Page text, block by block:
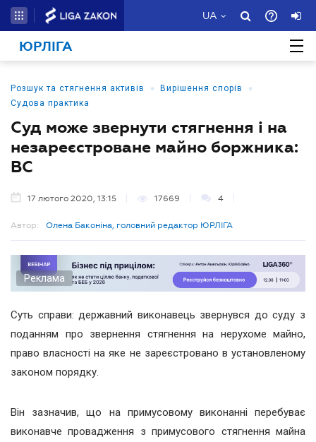
UA
ЮРЛІГА
Розшук та стягнення активів • Вирішення спорів •
Судова практика
Суд може звернути стягнення і на
незареєстроване майно боржника:
ВС
17 лютого 2020, 13:15 17669 4
Автор: Олена Баконіна, головний редактор ЮРЛІГА
Реклама
Суть справи: державний виконавець звернувся до суду з
поданням про звернення стягнення на нерухоме майно,
право власності на яке не зареєстровано в установленому
законом порядку.
Він зазначив, що на примусовому виконанні перебуває
виконавче провадження з примусового стягнення майна